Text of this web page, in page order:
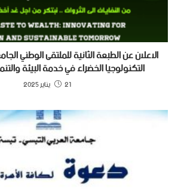
الاعلان عن الطبعة الثانية للملتقى الوطني
التكنولوجيا الخضراء في خدمة البيئة
21 يناير 2025